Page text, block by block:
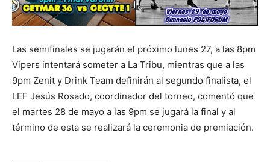
Las semifinales se jugarán el próximo lunes 27, a las 8pm
Vipers intentará someter a La Tribu, mientras que a las
9pm Zenit y Drink Team definirán al segundo finalista, el
LEF Jesús Rosado, coordinador del torneo, comentó que
el martes 28 de mayo a las 9pm se jugará la final y al
término de esta se realizará la ceremonia de premiación.